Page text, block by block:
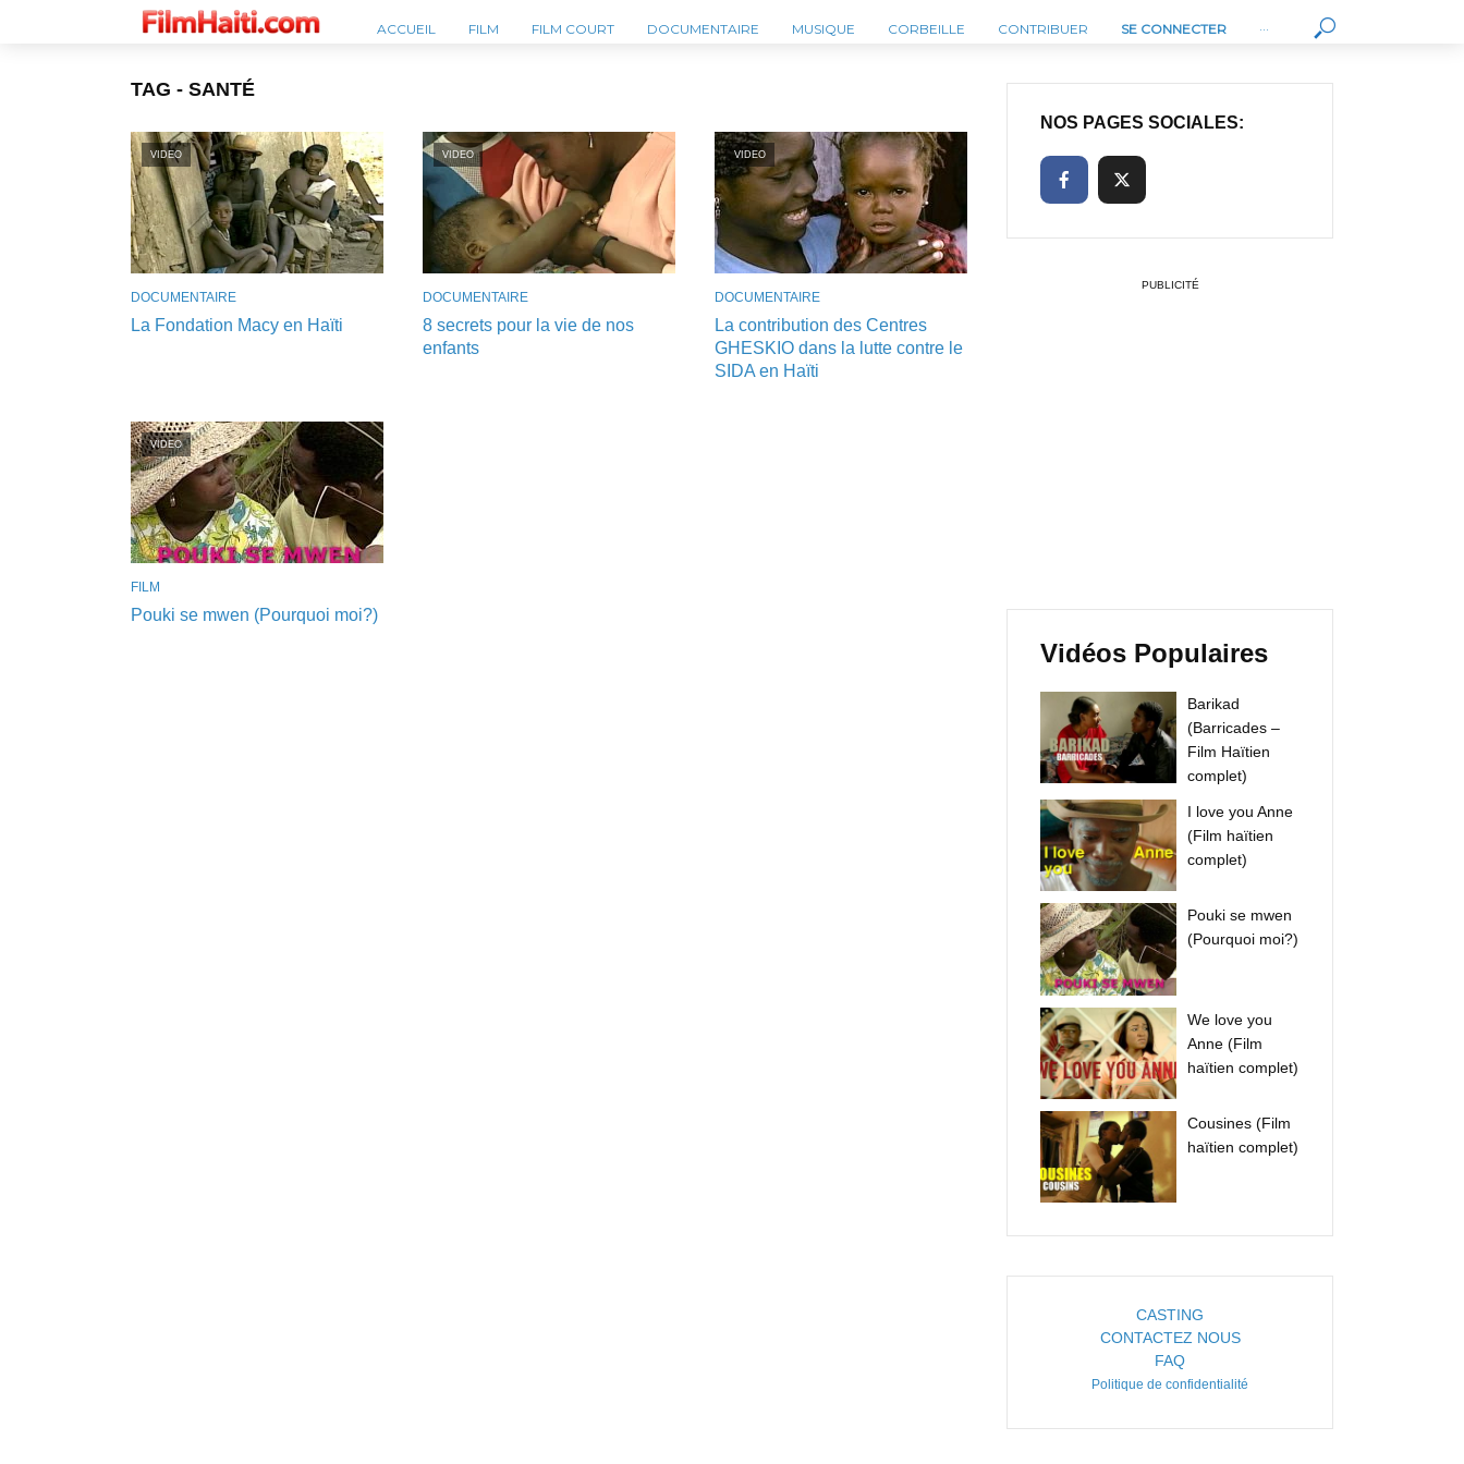
ACCUEIL FILM FILM COURT DOCUMENTAIRE MUSIQUE CORBEILLE CONTRIBUER SE CONNECTER ···
TAG - SANTÉ
VIDEO
DOCUMENTAIRE
La Fondation Macy en Haïti
VIDEO
DOCUMENTAIRE
8 secrets pour la vie de nos
enfants
VIDEO
DOCUMENTAIRE
La contribution des Centres
GHESKIO dans la lutte contre le
SIDA en Haïti
VIDEO
FILM
Pouki se mwen (Pourquoi moi?)
NOS PAGES SOCIALES:
PUBLICITÉ
Vidéos Populaires
Barikad
(Barricades –
Film Haïtien
complet)
I love you Anne
(Film haïtien
complet)
Pouki se mwen
(Pourquoi moi?)
We love you
Anne (Film
haïtien complet)
Cousines (Film
haïtien complet)
CASTING
CONTACTEZ NOUS
FAQ
Politique de confidentialité